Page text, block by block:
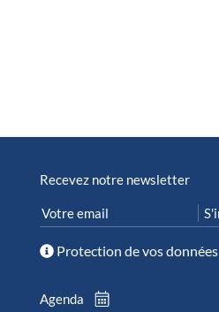
Recevez notre newsletter
Protection de vos données
Agenda